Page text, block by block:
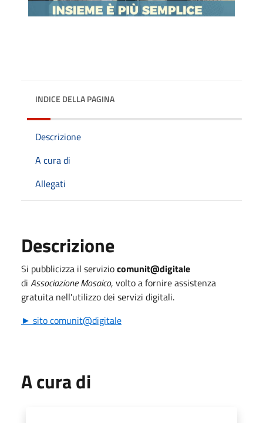
INDICE DELLA PAGINA
Descrizione
A cura di
Allegati
Descrizione
Si pubblicizza il serviziocomunit@digitale
di Associazione Mosaico, volto a fornire assistenza
gratuita nell'utilizzo dei servizi digitali.
► sito comunit@digitale
A cura di